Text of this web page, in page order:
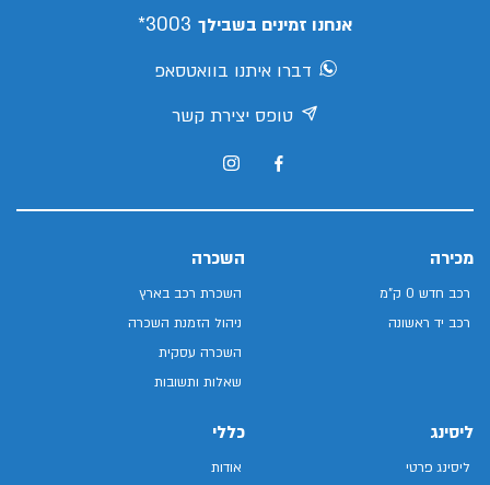
אנחנו זמינים בשבילך 3003*
דברו איתנו בוואטסאפ
טופס יצירת קשר
מכירה
רכב חדש 0 ק"מ
רכב יד ראשונה
השכרה
השכרת רכב בארץ
ניהול הזמנת השכרה
השכרה עסקית
שאלות ותשובות
ליסינג
ליסינג פרטי
כללי
אודות